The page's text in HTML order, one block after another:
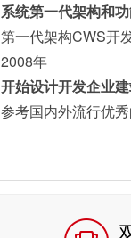
系统第一代架构和
第一代架构CWS开
2008年
开始设计开发企业
参考国内外流行优